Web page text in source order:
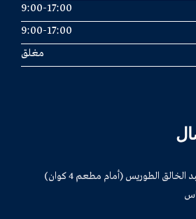
9:00-17:00
9:00-17:00
مغلق
مكاتب الربيع، شارع عبد الخالق الطوريس (أمام مطعم 4 كوان)